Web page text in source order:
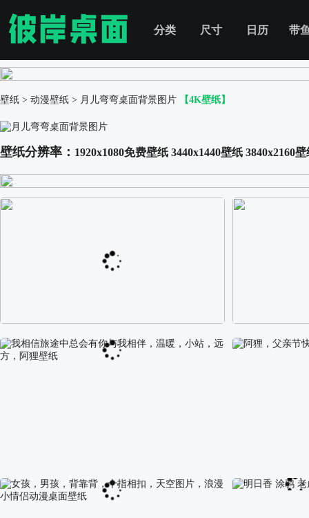
分类 尺寸 日历 带
壁纸 > 动漫壁纸 > 月儿弯弯桌面背景图片 【4K壁纸】
壁纸分辨率： 1920x1080免费壁纸 3440x1440壁纸 3840x2160壁
阿尔卑斯山区自然风景壁纸 校园长发可爱
我相信旅途中总会有你与我相伴，温暖，小站，远
方，阿狸壁纸
阿狸，父亲节